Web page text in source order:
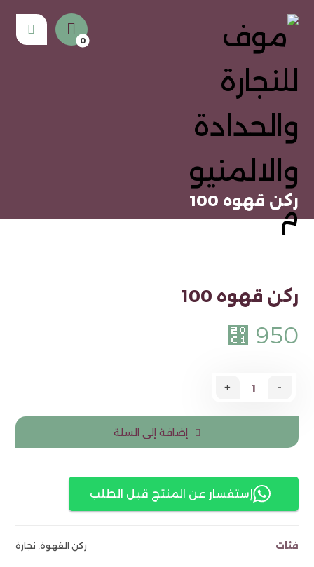
ركن قهوه 100
ركن قهوه 100
⃁ 950
-
+
إضافة إلى السلة
إستفسار عن المنتج قبل الطلب
فئات ركن القهوة, نجارة